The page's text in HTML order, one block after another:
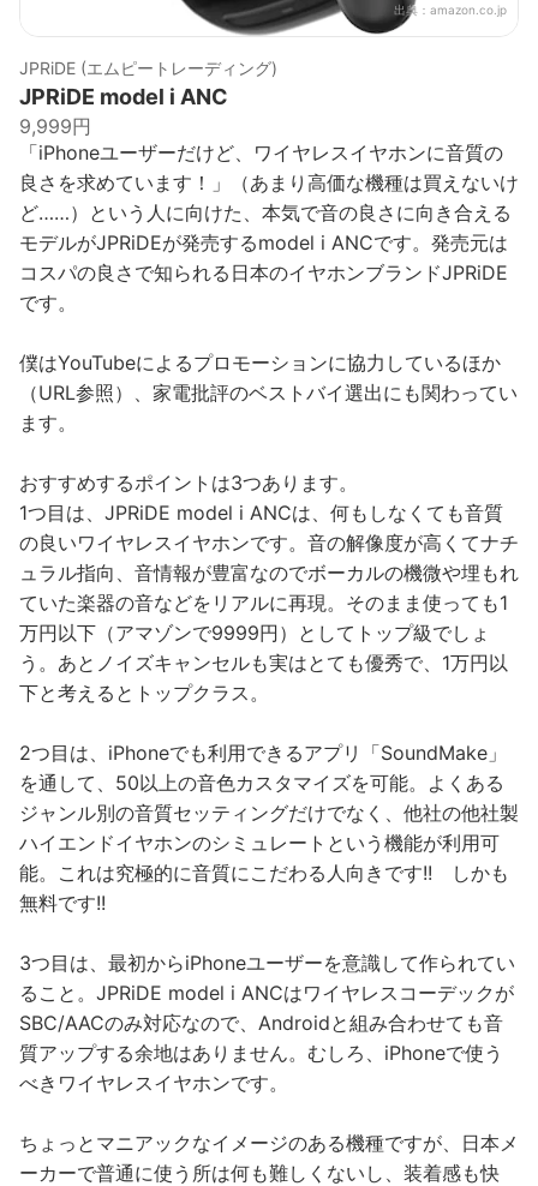
出典： amazon.co.jp
JPRiDE (エムピートレーディング)
JPRiDE model i ANC
9,999円
「iPhoneユーザーだけど、ワイヤレスイヤホンに音質の
良さを求めています！」（あまり高価な機種は買えないけ
ど……）という人に向けた、本気で音の良さに向き合える
モデルがJPRiDEが発売するmodel i ANCです。発売元は
コスパの良さで知られる日本のイヤホンブランドJPRiDE
です。
僕はYouTubeによるプロモーションに協力しているほか
（URL参照）、家電批評のベストバイ選出にも関わってい
ます。
おすすめするポイントは3つあります。
1つ目は、JPRiDE model i ANCは、何もしなくても音質
の良いワイヤレスイヤホンです。音の解像度が高くてナチ
ュラル指向、音情報が豊富なのでボーカルの機微や埋もれ
ていた楽器の音などをリアルに再現。そのまま使っても1
万円以下（アマゾンで9999円）としてトップ級でしょ
う。あとノイズキャンセルも実はとても優秀で、1万円以
下と考えるとトップクラス。
2つ目は、iPhoneでも利用できるアプリ「SoundMake」
を通して、50以上の音色カスタマイズを可能。よくある
ジャンル別の音質セッティングだけでなく、他社の他社製
ハイエンドイヤホンのシミュレートという機能が利用可
能。これは究極的に音質にこだわる人向きです!! しかも
無料です!!
3つ目は、最初からiPhoneユーザーを意識して作られてい
ること。JPRiDE model i ANCはワイヤレスコーデックが
SBC/AACのみ対応なので、Androidと組み合わせても音
質アップする余地はありません。むしろ、iPhoneで使う
べきワイヤレスイヤホンです。
ちょっとマニアックなイメージのある機種ですが、日本メ
ーカーで普通に使う所は何も難しくないし、装着感も快